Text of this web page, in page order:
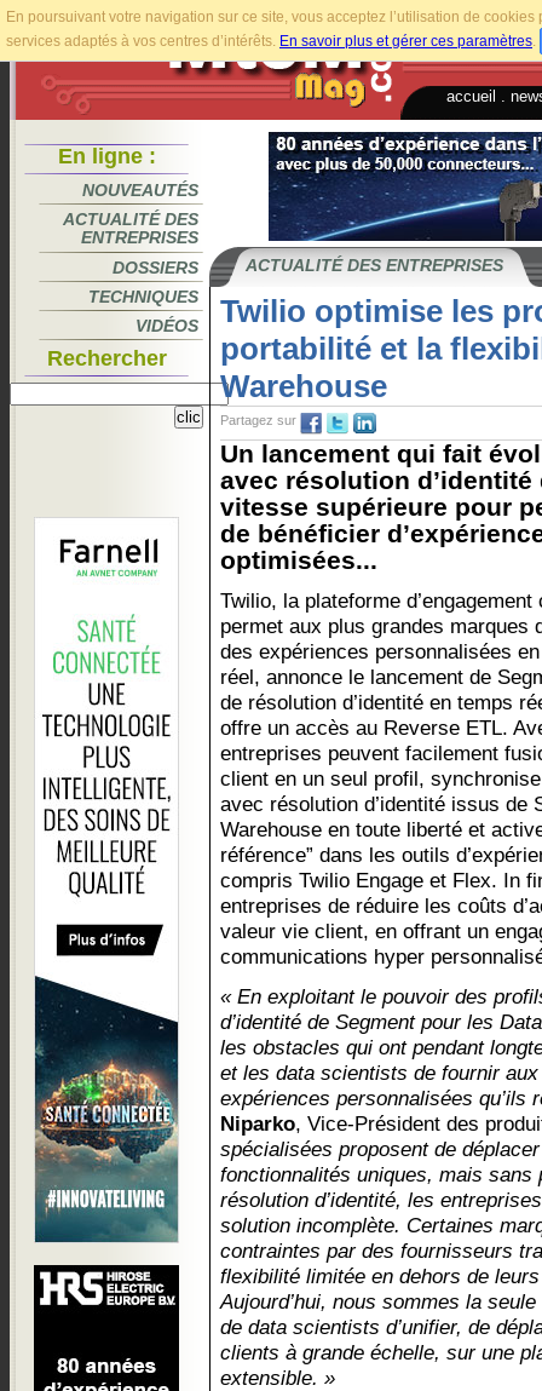
En poursuivant votre navigation sur ce site, vous acceptez l’utilisation de
services adaptés à vos centres d’intérêts. En savoir plus et gérer ces paramètres.
accueil
En ligne :
NOUVEAUTÉS
ACTUALITÉ DES
ENTREPRISES
DOSSIERS
TECHNIQUES
VIDÉOS
Rechercher
ACTUALITÉ DES ENTREPRISES
Twilio optimise les
portabilité et la
Warehouse
Partagez sur
Un lancement qui fait
avec résolution d’identité
vitesse supérieure pour
de bénéficier
optimisées...
Twilio, la plateforme d’engagement
permet aux plus grandes marques
des expériences personnalisées
réel, annonce le lancement de
de résolution d’identité en temps
offre un accès au Reverse ETL.
entreprises peuvent facilement
client en un seul profil,
avec résolution d’identité issus de
Warehouse en toute liberté et
référence” dans les outils
compris Twilio Engage et Flex. In
entreprises de réduire les coûts
valeur vie client, en offrant un
communications hyper
« En exploitant le pouvoir des
d’identité de Segment pour les
les obstacles qui ont pendant
et les data scientists de fournir
expériences personnalisées qu’ils
Niparko, Vice-Président des
spécialisées proposent de
fonctionnalités uniques, mais sans
résolution d’identité, les
solution incomplète. Certaines
contraintes par des fournisseurs
flexibilité limitée en dehors de
Aujourd’hui, nous sommes la
de data scientists d’unifier, de
clients à grande échelle, sur une
extensible. »